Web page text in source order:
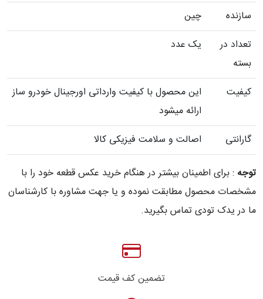
سازنده
چین
تعداد در
بسته
یک عدد
کیفیت
این محصول با کیفیت وارداتی اورجینال خودرو ساز
ارائه میشود
گارانتی
اصالت و سلامت فیزیکی کالا
توجه : برای اطمینان بیشتر در هنگام خرید عکس قطعه خود را با
مشخصات محصول مطابقت نموده و یا جهت مشاوره با کارشناسان
ما در یدک تودی تماس بگیرید.
تضمین کف قیمت